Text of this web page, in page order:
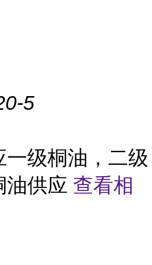
5
一级桐油，二级
油供应 查看相